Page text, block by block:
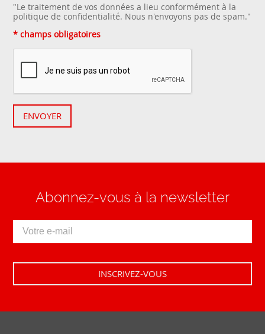
"Le traitement de vos données a lieu conformément à la
politique de confidentialité. Nous n'envoyons pas de spam."
* champs obligatoires
ENVOYER
Abonnez-vous à la newsletter